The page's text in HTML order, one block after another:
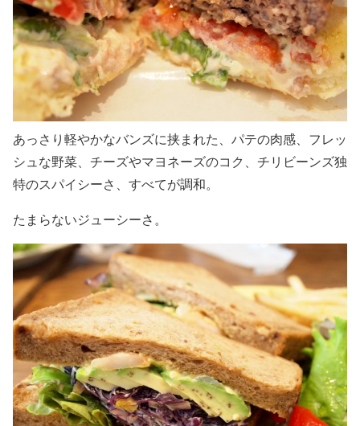
あっさり軽やかなバンズに挟まれた、パテの肉感、フレッ
シュな野菜、チーズやマヨネーズのコク、チリビーンズ独
特のスパイシーさ、すべてが調和。
たまらないジューシーさ。